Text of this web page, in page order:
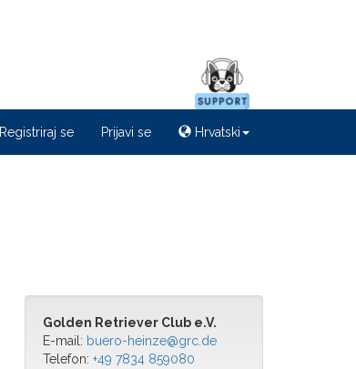
Registriraj se Prijavi se Hrvatski
Golden Retriever Club e.V.
E-mail: buero-heinze@grc.de
Telefon: +49 7834 859080